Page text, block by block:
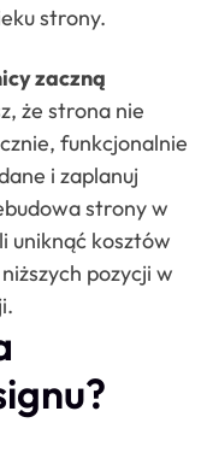
strony.
zaczną
że strona nie
funkcjonalnie
i zaplanuj
strony w
uniknąć kosztów
pozycji w